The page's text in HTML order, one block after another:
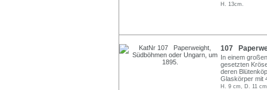
H. 13cm.
107
In einem
gesetzten
deren
Glaskörper mit
H. 9 cm, D. 11